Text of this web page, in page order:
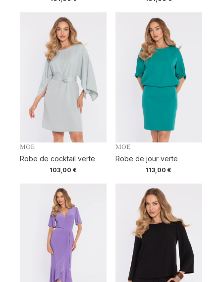
MOE
Robe de cocktail verte
103,00€
MOE
Robe de jour verte
113,00€